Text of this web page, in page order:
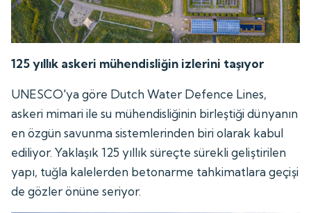
125 yıllık askeri mühendisliğin izlerini taşıyor
UNESCO'ya göre Dutch Water Defence Lines,
askeri mimari ile su mühendisliğinin birleştiği dünyanın
en özgün savunma sistemlerinden biri olarak kabul
ediliyor. Yaklaşık 125 yıllık süreçte sürekli geliştirilen
yapı, tuğla kalelerden betonarme tahkimatlara geçişi
de gözler önüne seriyor.